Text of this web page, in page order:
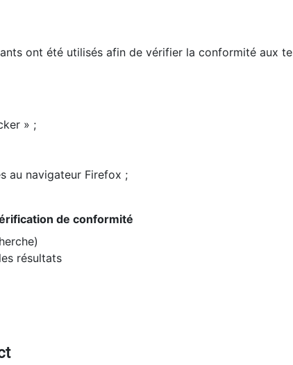
ont été utilisés afin de vérifier la conformité aux
» ;
au navigateur Firefox ;
de conformité
résultats